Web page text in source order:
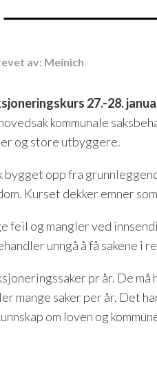
av: Meinich
27.-28.
kommunale
og store utbyggere.
bygget opp fra
Kurset dekker emner
feil og mangler ved
unngå å få sakene i
pr år. De
mange saker per år.
om loven og